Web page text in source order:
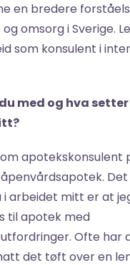
en bredere
omsorg i Sverige.
som konsulent i
med og hva
apotekskonsulent
i arbeidet mitt er at
til apotek med
Ofte har
det tøft over en